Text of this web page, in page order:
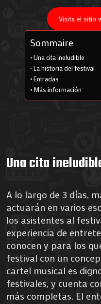
Visita el sitio
Sommaire
Una cita ineludible
La historia del festival
Entradas
Más información
Una cita
A lo largo de 3 días,
actuarán en varios
los asistentes al
experiencia de
conocen y para los
festival con un
cartel musical es
festivales, y cuenta
más completas. El